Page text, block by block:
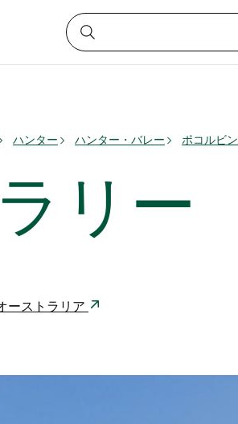
ハンター ハンター・バレー ポコルビン
リー
ーストラリア